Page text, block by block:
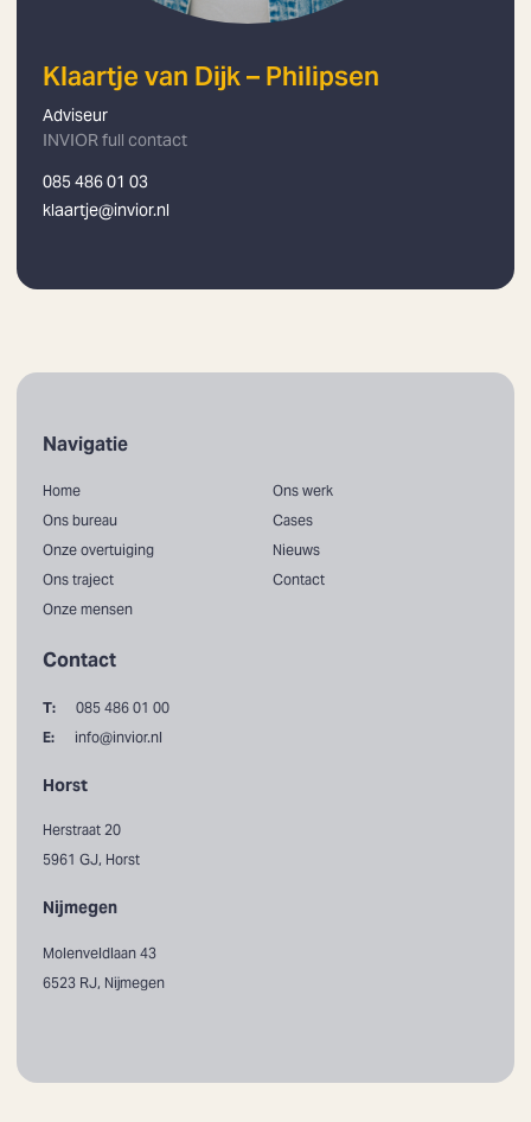
Klaartje van Dijk – Philipsen
Adviseur
INVIOR full contact
085 486 01 03
klaartje@invior.nl
Navigatie
Home
Ons bureau
Onze overtuiging
Ons traject
Onze mensen
Ons werk
Cases
Nieuws
Contact
Contact
T:
085 486 01 00
E:
info@invior.nl
Horst
Herstraat 20
5961 GJ, Horst
Nijmegen
Molenveldlaan 43
6523 RJ, Nijmegen